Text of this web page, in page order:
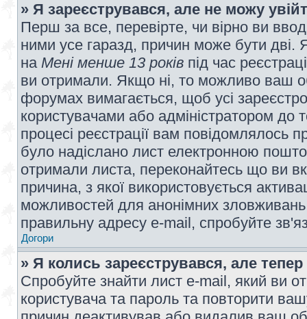
» Я зареєструвався, але не можу
Перш за все, перевірте, чи вірно ви
ними усе гаразд, причин може бути дві.
на Мені менше 13 років під час
ви отримали. Якщо ні, то можливо ваш
форумах вимагається, щоб усі
користувачами або адміністратором до
процесі реєстрації вам повідомлялось
було надіслано лист електронною
отримали листа, переконайтесь що ви
причина, з якої використовується
можливостей для анонімних
правильну адресу e-mail, спробуйте
Догори
» Я колись зареєструвався, але
Спробуйте знайти лист e-mail, який ви
користувача та пароль та повторити